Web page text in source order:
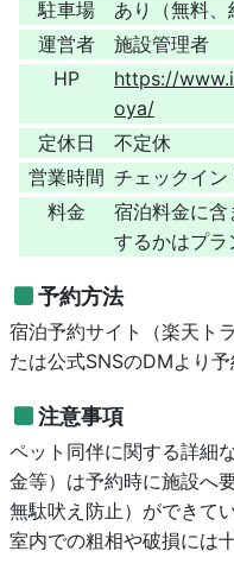
駐車場
あり（無料、
運営者
施設管理者
HP
https://
oya/
定休日
不定休
営業時間 チェックイ
料金
宿泊料金に
するかはプラ
予約方法
宿泊予約サイト（楽天ト
たは公式SNSのDMより予
注意事項
ペット同伴に関する詳細
金等）は予約時に施設へ
無駄吠え防止）ができて
室内での粗相や破損には